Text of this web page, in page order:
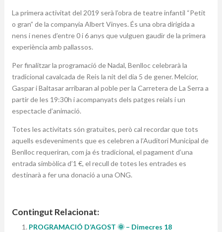
La primera activitat del 2019 serà l’obra de teatre infantil “Petit
o gran” de la companyia Albert Vinyes. És una obra dirigida a
nens i nenes d’entre 0 i 6 anys que vulguen gaudir de la primera
experiència amb pallassos.
Per finalitzar la programació de Nadal, Benlloc celebrarà la
tradicional cavalcada de Reis la nit del dia 5 de gener. Melcior,
Gaspar i Baltasar arribaran al poble per la Carretera de La Serra a
partir de les 19:30h i acompanyats dels patges reials i un
espectacle d’animació.
Totes les activitats són gratuïtes, però cal recordar que tots
aquells esdeveniments que es celebren a l’Auditori Municipal de
Benlloc requeriran, com ja és tradicional, el pagament d’una
entrada simbòlica d’1 €, el recull de totes les entrades es
destinarà a fer una donació a una ONG.
Contingut Relacionat:
PROGRAMACIÓ D’AGOST 🌞 – Dimecres 18